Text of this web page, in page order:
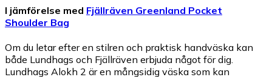
I jämförelse med Fjällräven Greenland Pocket
Shoulder Bag
Om du letar efter en stilren och praktisk handväska kan
både Lundhags och Fjällräven erbjuda något för dig.
Lundhags Alokh 2 är en mångsidig väska som kan